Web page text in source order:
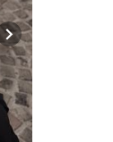
Next slide